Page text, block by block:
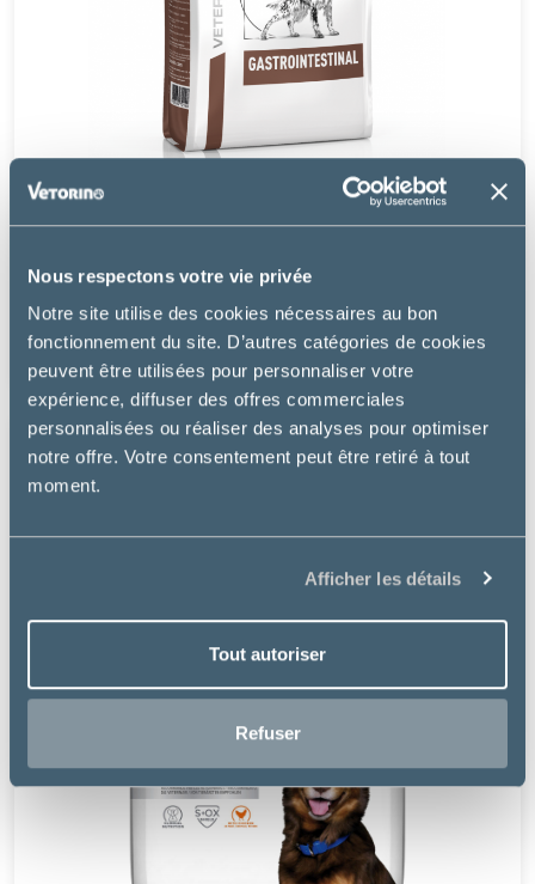
Nous respectons votre vie privée
Notre site utilise des cookies nécessaires au bon
fonctionnement du site. D’autres catégories de cookies
peuvent être utilisées pour personnaliser votre
expérience, diffuser des offres commerciales
personnalisées ou réaliser des analyses pour optimiser
notre offre. Votre consentement peut être retiré à tout
moment.
Afficher les détails
Tout autoriser
Refuser
Royal Canin
DOG GASTRO INTESTINAL
25.22€